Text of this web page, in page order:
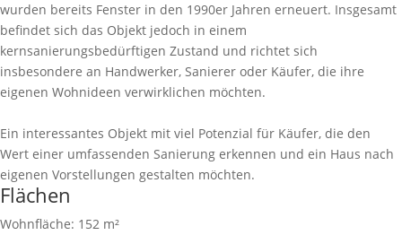
wurden bereits Fenster in den 1990er Jahren erneuert. Insgesamt
befindet sich das Objekt jedoch in einem
kernsanierungsbedürftigen Zustand und richtet sich
insbesondere an Handwerker, Sanierer oder Käufer, die ihre
eigenen Wohnideen verwirklichen möchten.
Ein interessantes Objekt mit viel Potenzial für Käufer, die den
Wert einer umfassenden Sanierung erkennen und ein Haus nach
eigenen Vorstellungen gestalten möchten.
Flächen
Wohnfläche: 152 m²